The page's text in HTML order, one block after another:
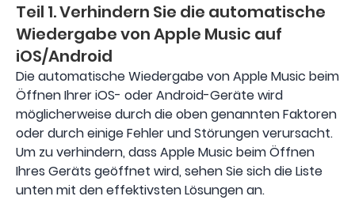
Teil 1. Verhindern Sie die automatische
Wiedergabe von Apple Music auf
iOS/Android
Die automatische Wiedergabe von Apple Music beim
Öffnen Ihrer iOS- oder Android-Geräte wird
möglicherweise durch die oben genannten Faktoren
oder durch einige Fehler und Störungen verursacht.
Um zu verhindern, dass Apple Music beim Öffnen
Ihres Geräts geöffnet wird, sehen Sie sich die Liste
unten mit den effektivsten Lösungen an.